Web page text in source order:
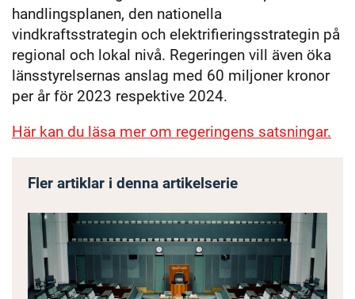
handlingsplanen, den nationella
vindkraftsstrategin och elektrifieringsstrategin på
regional och lokal nivå. Regeringen vill även öka
länsstyrelsernas anslag med 60 miljoner kronor
per år för 2023 respektive 2024.
Här kan du läsa mer om regeringens satsningar.
Fler artiklar i denna artikelserie